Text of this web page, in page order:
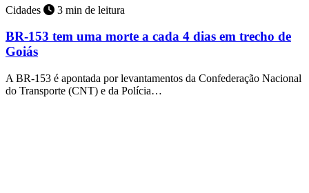
Cidades 3 min de leitura
BR-153 tem uma morte a cada 4 dias em trecho de
Goiás
A BR-153 é apontada por levantamentos da Confederação Nacional
do Transporte (CNT) e da Polícia…